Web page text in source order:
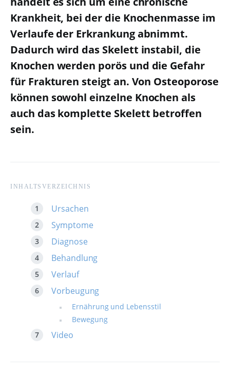
Krankheit, bei der die Knochenmasse im
Verlaufe der Erkrankung abnimmt.
Dadurch wird das Skelett instabil, die
Knochen werden porös und die Gefahr
für Frakturen steigt an. Von Osteoporose
können sowohl einzelne Knochen als
auch das komplette Skelett betroffen
sein.
INHALTSVERZEICHNIS
Ursachen
Symptome
Diagnose
Behandlung
Verlauf
Vorbeugung
Ernährung und Lebensstil
Bewegung
Video